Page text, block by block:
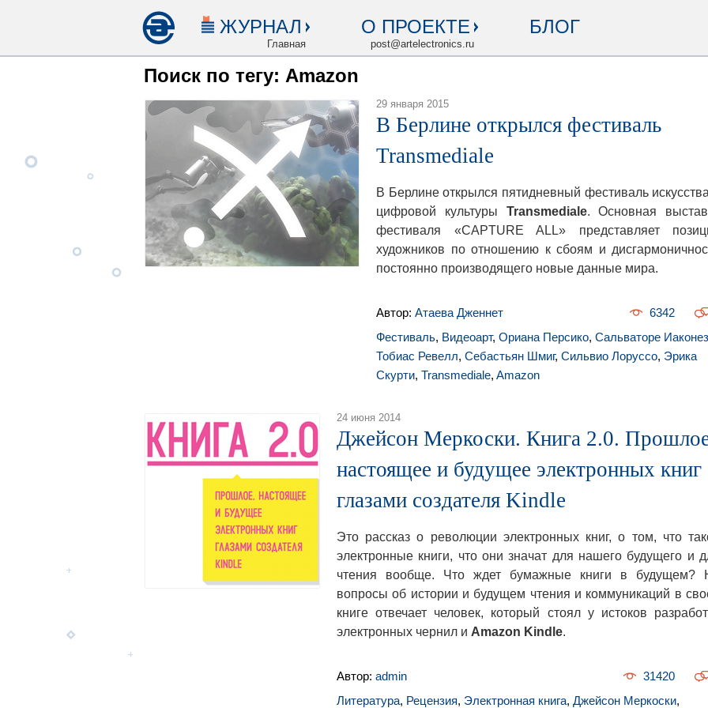
ЖУРНАЛ
Главная
О ПРОЕКТЕ
post@artelectronics.ru
БЛОГ
Поиск по тегу: Amazon
29 января 2015
В Берлине открылся фестиваль
Transmediale
В Берлине открылся пятидневный фестиваль
цифровой культуры Transmediale. Основная
фестиваля «CAPTURE ALL» представляет
художников по отношению к сбоям и
постоянно производящего новые данные мира.
Автор: Атаева Дженнет
6342
Фестиваль, Видеоарт, Ориана Персико, Сальваторе
Тобиас Ревелл, Себастьян Шмиг, Сильвио Лоруссо, Эрика
Скурти, Transmediale, Amazon
24 июня 2014
Джейсон Меркоски. Книга 2.0.
настоящее и будущее электронных книг
глазами создателя Kindle
Это рассказ о революции электронных книг, о том, что
электронные книги, что они значат для нашего будущего и
чтения вообще. Что ждет бумажные книги в будущем?
вопросы об истории и будущем чтения и коммуникаций в
книге отвечает человек, который стоял у истоков
электронных чернил и Amazon Kindle.
Автор: admin
31420
Литература, Рецензия, Электронная книга, Джейсон Меркоски,